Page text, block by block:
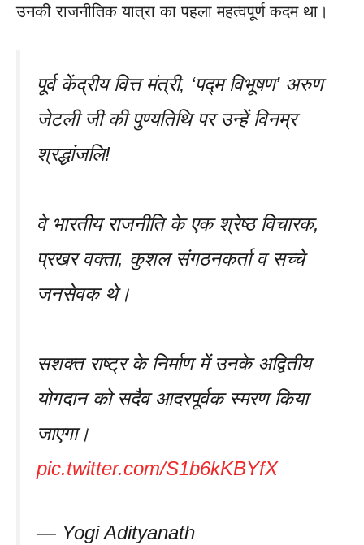
उनकी राजनीतिक यात्रा का पहला महत्वपूर्ण कदम था।
पूर्व केंद्रीय वित्त मंत्री, ‘पद्म विभूषण’ अरुण
जेटली जी की पुण्यतिथि पर उन्हें विनम्र
श्रद्धांजलि!
वे भारतीय राजनीति के एक श्रेष्ठ विचारक,
प्रखर वक्ता, कुशल संगठनकर्ता व सच्चे
जनसेवक थे।
सशक्त राष्ट्र के निर्माण में उनके अद्वितीय
योगदान को सदैव आदरपूर्वक स्मरण किया
जाएगा।
pic.twitter.com/S1b6kKBYfX
— Yogi Adityanath